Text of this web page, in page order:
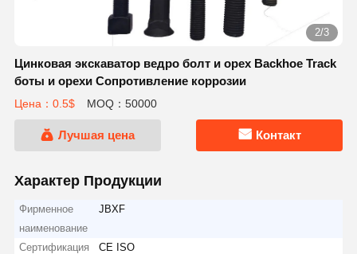
2/3
Цинковая экскаватор ведро болт и орех Backhoe Track
боты и орехи Сопротивление коррозии
Цена：0.5$ MOQ：50000
Лучшая цена Контакт
Характер Продукции
Фирменное
наименование
JBXF
Сертификация
CE ISO